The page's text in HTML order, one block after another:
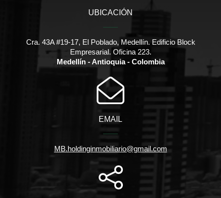
UBICACIÓN
Cra. 43A #19-17, El Poblado, Medellín. Edificio Block
Empresarial. Oficina 223.
Medellín - Antioquia - Colombia
EMAIL
MB.holdinginmobiliario@gmail.com